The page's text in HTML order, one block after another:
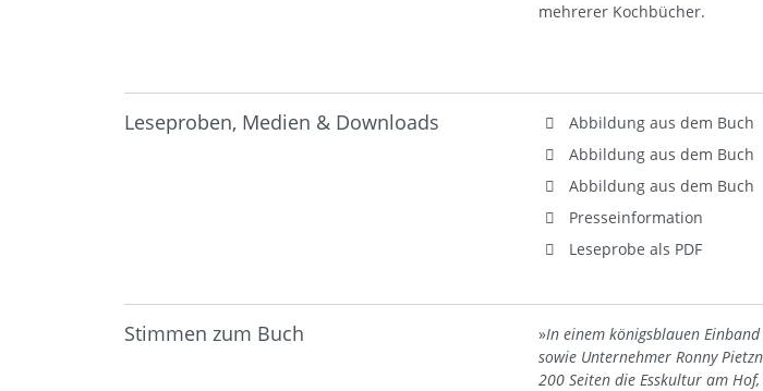
mehrerer Kochbücher.
Leseproben, Medien & Downloads
Abbildung aus dem Buch
Abbildung aus dem Buch
Abbildung aus dem Buch
Presseinformation
Leseprobe als PDF
Stimmen zum Buch »In einem königsblauen
sowie Unternehmer Ronny
200 Seiten die Esskultur am